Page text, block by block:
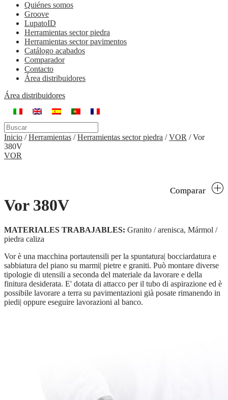
Quiénes somos
Groove
LupatoID
Herramientas sector piedra
Herramientas sector pavimentos
Catálogo acabados
Comparador
Contacto
Área distribuidores
Área distribuidores
Inicio /Herramientas /Herramientas sector piedra /VOR /Vor
380V
VOR
Vor 380V
Comparar
MATERIALES TRABAJABLES: Granito / arenisca, Mármol /
piedra caliza
Vor è una macchina portautensili per la spuntatura| bocciardatura e
sabbiatura del piano su marmi| pietre e graniti. Può montare diverse
tipologie di utensili a seconda del materiale da lavorare e della
finitura desiderata. E' dotata di attacco per il tubo di aspirazione ed è
possibile lavorare a terra su pavimentazioni già posate rimanendo in
piedi| oppure eseguire lavorazioni al banco.